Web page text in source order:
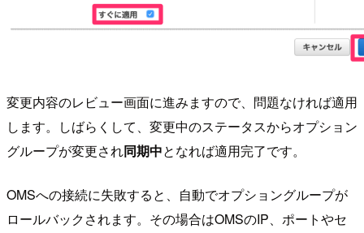
変更内容のレビュー画面に進みますので、問題なければ適用
します。しばらくして、変更中のステータスからオプション
グループが変更され同期中となれば適用完了です。
OMSへの接続に失敗すると、自動でオプショングループが
ロールバックされます。その場合はOMSのIP、ポートやセ